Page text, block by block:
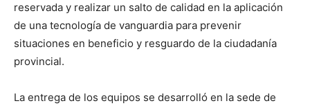
reservada y realizar un salto de calidad en la aplicación
de una tecnología de vanguardia para prevenir
situaciones en beneficio y resguardo de la ciudadanía
provincial.
La entrega de los equipos se desarrolló en la sede de